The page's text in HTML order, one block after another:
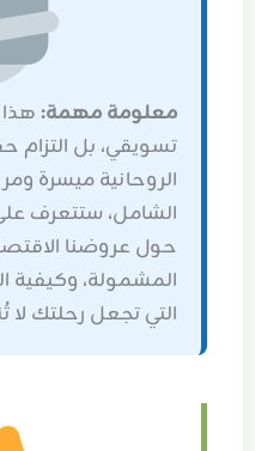
معلومة مهمة:
تسويقي، بل
الروحانية ميسرة
الشامل، ستتعرف
حول عروضنا
المشمولة، وكيفية
التي تجعل رحلتك لا